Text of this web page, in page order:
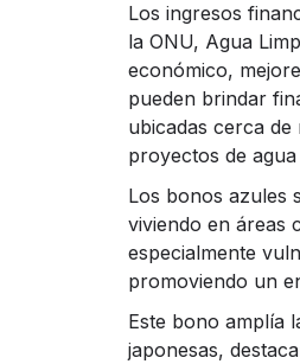
Los ingresos
la ONU, Agua
económico,
pueden brindar
ubicadas cerca
proyectos de
Los bonos azules
viviendo en áreas
especialmente
promoviendo un
Este bono amplía
japonesas,